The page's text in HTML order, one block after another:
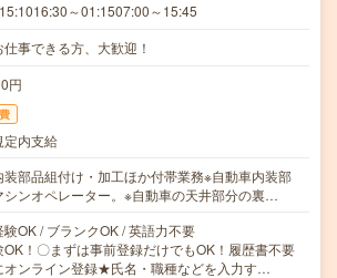
～01:1507:00～15:45
事できる方、大歓迎！
円
定内支給
装部品組付け・加工ほか付帯業務※自動車内装部
シンオペレーター。※自動車の天井部分の裏…
OK / ブランクOK / 英語力不要
！〇まずは事前登録だけでもOK！履歴書不要
オンライン登録★氏名・職種などを入力す…